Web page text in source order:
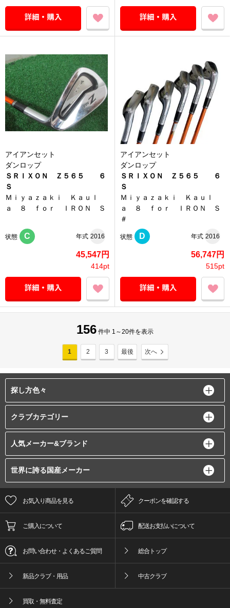
アイアンセット
ダンロップ
ＳＲＩＸＯＮ Ｚ５６５ ６
Ｓ
Ｍｉｙａｚａｋｉ Ｋａｕｌ
ａ ８ ｆｏｒ ＩＲＯＮ Ｓ
状態 C 年式 2016
45,547円
414pt
アイアンセット
ダンロップ
ＳＲＩＸＯＮ Ｚ５６５ ６
Ｓ
Ｍｉｙａｚａｋｉ Ｋａｕｌ
ａ ８ ｆｏｒ ＩＲＯＮ Ｓ
＃
状態 D 年式 2016
56,747円
515pt
156 件中 1～20件を表示
1 2 3 最後 次へ
探し方色々
クラブカテゴリー
人気メーカー&ブランド
世界に誇る国産メーカー
お気入り商品を見る クーポンを確認する
ご購入について 配送お支払いについて
お問い合わせ・よくあるご質問 総合トップ
新品クラブ・用品 中古クラブ
買取・無料査定